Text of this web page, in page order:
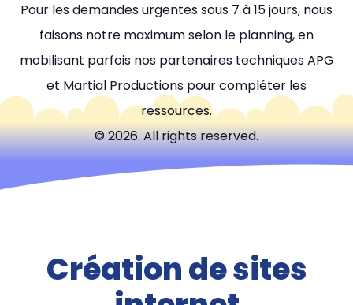
Pour les demandes urgentes sous 7 à 15 jours, nous
faisons notre maximum selon le planning, en
mobilisant parfois nos partenaires techniques APG
et Martial Productions pour compléter les
ressources.
© 2026. All rights reserved.
Création de sites